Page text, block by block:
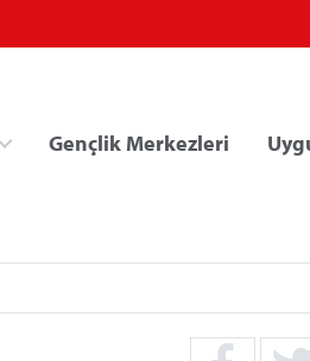
Gençlik Merkezleri